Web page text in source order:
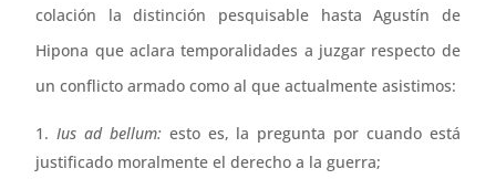
colación la distinción pesquisable hasta Agustín de
Hipona que aclara temporalidades a juzgar respecto de
un conflicto armado como al que actualmente asistimos:
Ius ad bellum: esto es, la pregunta por cuando está
justificado moralmente el derecho a la guerra;